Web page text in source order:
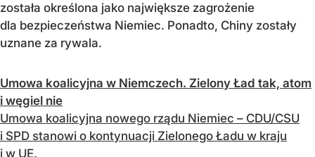
została określona jako największe zagrożenie
dla bezpieczeństwa Niemiec. Ponadto, Chiny zostały
uznane za rywala.
Umowa koalicyjna w Niemczech. Zielony Ład tak, atom
i węgiel nie
Umowa koalicyjna nowego rządu Niemiec – CDU/CSU
i SPD stanowi o kontynuacji Zielonego Ładu w kraju
i w UE.